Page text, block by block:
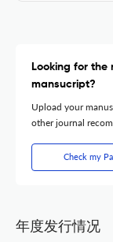
Looking for the
mansucript?
Upload your
other journal
Check my
年度发行情况